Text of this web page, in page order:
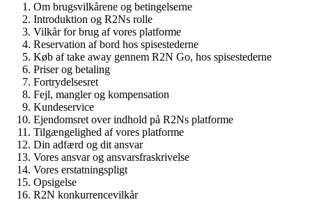
Om brugsvilkårene og betingelserne
Introduktion og R2Ns rolle
Vilkår for brug af vores platforme
Reservation af bord hos spisestederne
Køb af take away gennem R2N Go, hos spisestederne
Priser og betaling
Fortrydelsesret
Fejl, mangler og kompensation
Kundeservice
Ejendomsret over indhold på R2Ns platforme
Tilgængelighed af vores platforme
Din adfærd og dit ansvar
Vores ansvar og ansvarsfraskrivelse
Vores erstatningspligt
Opsigelse
R2N konkurrencevilkår